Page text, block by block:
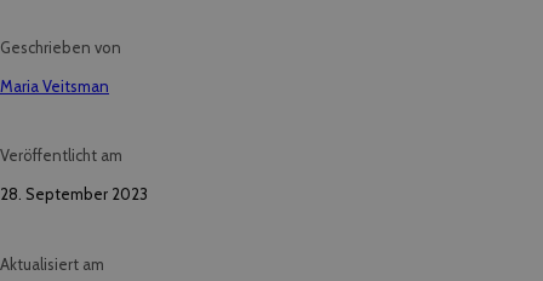
Geschrieben von
Maria Veitsman
Veröffentlicht am
28. September 2023
Aktualisiert am